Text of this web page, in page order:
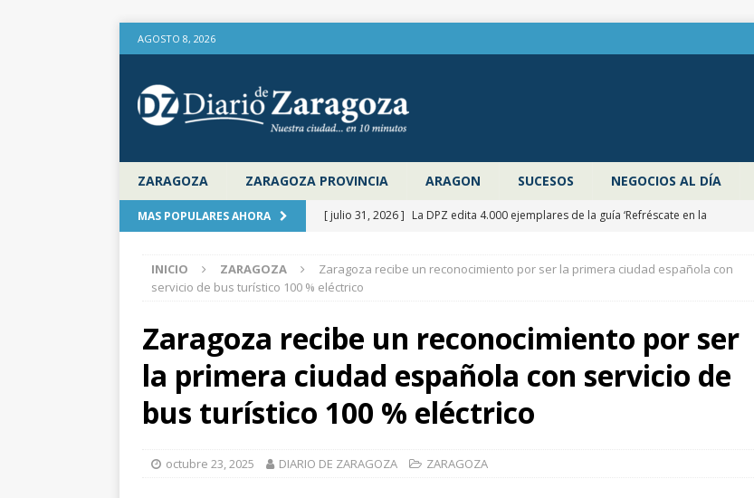
AGOSTO 8, 2026
ZARAGOZA ZARAGOZA PROVINCIA ARAGON SUCESOS NEGOCIOS AL DÍA
MAS POPULARES AHORA [ julio 31, 2026 ] La DPZ edita 4.000 ejemplares de la guía ‘Refréscate en la
aire libre en el verano
ZARAGOZA PROVINCIA
la Diputación de Zaragoza con las entradas agotadas
CULTURA
[ julio 31, 2026 ] Zaragoza congela un año más los impuestos municipales y
actualiza al IPC las tasas de residuos y abastecimiento de agua
de Santiago de la catedral de Tarazona tras una inversión de 304.000 euros
INICIO ZARAGOZA
Zaragoza recibe un reconocimiento por ser la primera ciudad española con
servicio de bus turístico 100 % eléctrico
Zaragoza recibe un reconocimiento por ser
la primera ciudad española con servicio de
bus turístico 100 % eléctrico
octubre 23, 2025 DIARIO DE ZARAGOZA ZARAGOZA